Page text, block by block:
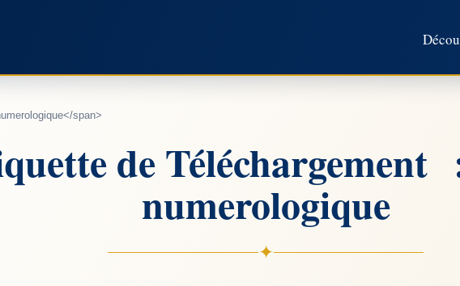
span>
de Téléchargement
numerologique
✦